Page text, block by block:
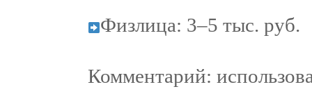
Физлица: 3–5 тыс. руб.
Комментарий: